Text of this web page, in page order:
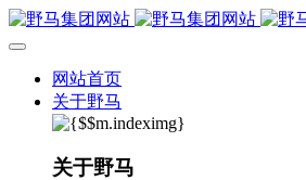
网站首页
关于野马
关于野马